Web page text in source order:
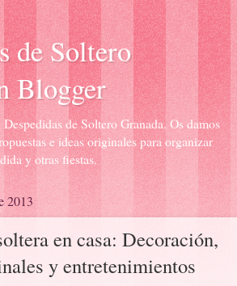
de Soltero
Blogger
de Soltero Granada. Os damos
e ideas originales para organizar
y otras fiestas.
2013
en casa: Decoración,
y entretenimientos